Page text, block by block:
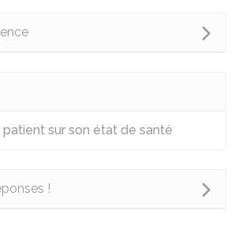
sur son état de santé
!